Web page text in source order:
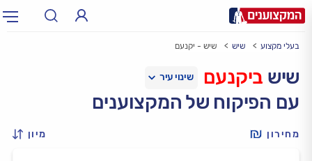
עירעיר: תל אביב, חיפה…
בעלי מקצוע שיש שיש - יקנעם
שיש ביקנעם
עם הפיקוח של המקצוענים
מחירון מיון